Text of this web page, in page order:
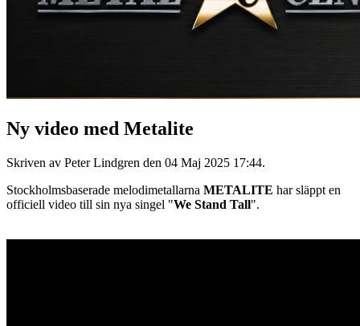
Ny video med Metalite
Skriven av Peter Lindgren den 04 Maj 2025 17:44.
Stockholmsbaserade melodimetallarna METALITE har släppt en
officiell video till sin nya singel "We Stand Tall".